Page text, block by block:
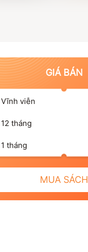
GIÁ BÁN
Vĩnh viễn
12 tháng
1 tháng
MUA SÁCH